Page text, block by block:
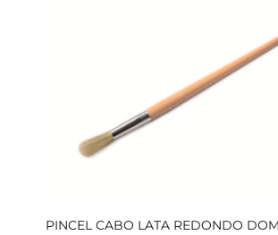
PINCEL CABO LATA REDONDO